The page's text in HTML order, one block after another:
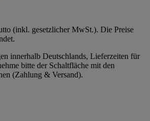
(inkl. gesetzlicher MwSt.). Die Preise
innerhalb Deutschlands, Lieferzeiten für
bitte der Schaltfläche mit den
(Zahlung & Versand).